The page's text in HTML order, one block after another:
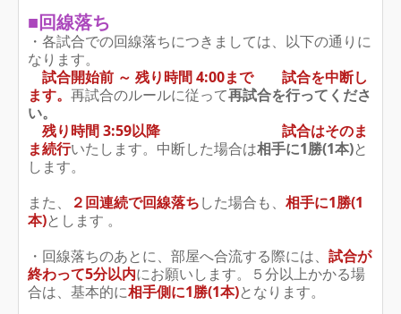
■回線落ち
・各試合での回線落ちにつきましては、以下の通りに
なります。
試合開始前 ～ 残り時間 4:00まで 試合を中断し
ます。 再試合のルールに従って再試合を行ってくださ
い。
残り時間 3:59以降 試合はそのま
ま続行いたします。中断した場合は相手に1勝(1本)と
します。
また、
２回連続で回線落ちした場合も、 相手に1勝(1
本)とします 。
・回線落ちのあとに、部屋へ合流する際には、 試合が
終わって5分以内にお願いします。５分以上かかる場
合は、基本的に相手側に1勝(1本)となります。